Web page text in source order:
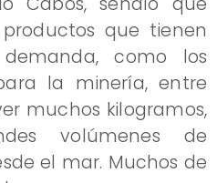
que tienen
como los
la minería, entre
muchos kilogramos,
volúmenes de
el mar. Muchos de